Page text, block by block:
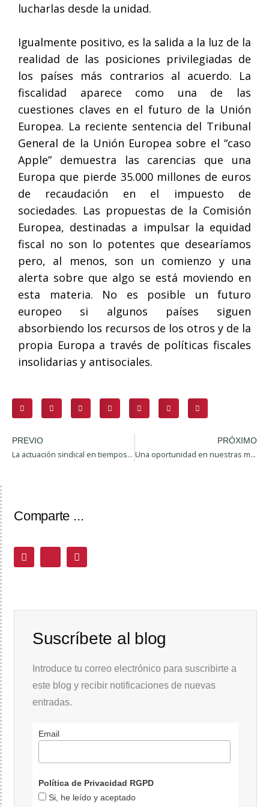
lucharlas desde la unidad.
Igualmente positivo, es la salida a la luz de la
realidad de las posiciones privilegiadas de
los países más contrarios al acuerdo. La
fiscalidad aparece como una de las
cuestiones claves en el futuro de la Unión
Europea. La reciente sentencia del Tribunal
General de la Unión Europea sobre el “caso
Apple” demuestra las carencias que una
Europa que pierde 35.000 millones de euros
de recaudación en el impuesto de
sociedades. Las propuestas de la Comisión
Europea, destinadas a impulsar la equidad
fiscal no son lo potentes que desearíamos
pero, al menos, son un comienzo y una
alerta sobre que algo se está moviendo en
esta materia. No es posible un futuro
europeo si algunos países siguen
absorbiendo los recursos de los otros y de la
propia Europa a través de políticas fiscales
insolidarias y antisociales.
PREVIO
La actuación sindical en tiempos de pandemia
PRÓXIMO
Una oportunidad en nuestras manos
Comparte ...
Suscríbete al blog
Introduce tu correo electrónico para suscribirte a
este blog y recibir notificaciones de nuevas
entradas.
Email
Política de Privacidad RGPD
Si, he leído y aceptado